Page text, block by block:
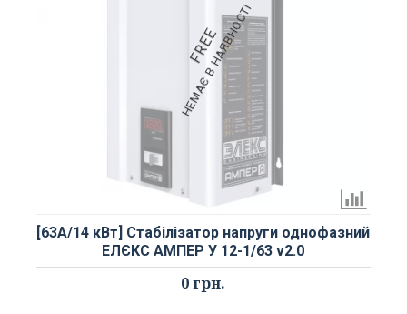
FREE
НЕМАЄ В НАЯВНОСТІ
[63А/14 кВт] Стабілізатор напруги однофазний
ЕЛЄКС АМПЕР У 12-1/63 v2.0
0 грн.